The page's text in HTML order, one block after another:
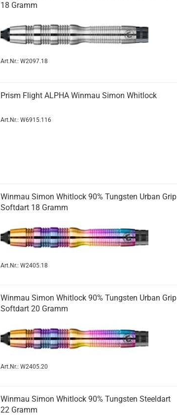
18 Gramm
Art.Nr.: W2097.18
Prism Flight ALPHA Win­mau Simon Whit­lock
Art.Nr.: W6915.116
Win­mau Simon Whit­lock 90% Tungs­ten Urban Grip
Softdart 18 Gramm
Art.Nr.: W2405.18
Win­mau Simon Whit­lock 90% Tungs­ten Urban Grip
Softdart 20 Gramm
Art.Nr.: W2405.20
Win­mau Simon Whit­lock 90% Tungs­ten Steeld­art
22 Gramm